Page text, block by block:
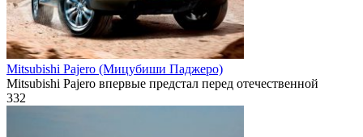
Mitsubishi Pajero (Мицубиши Паджеро)
Mitsubishi Pajero впервые предстал перед отечественной
332